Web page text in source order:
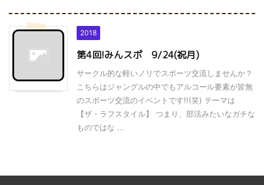
2018
第4回!みんスポ 9/24(祝月)
サークル的な軽いノリでスポーツ交流しませんか？
こちらはジャングルの中でもアルコール要素が皆無
のスポーツ交流のイベントです!!(笑) テーマは
【ザ・ラフスタイル】 つまり、部活みたいなガチな
ものではな ...